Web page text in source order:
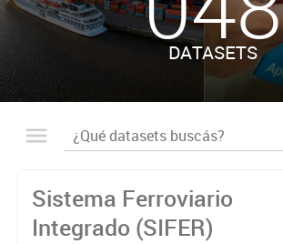
DATASETS
Sistema Ferroviario
Integrado (SIFER)